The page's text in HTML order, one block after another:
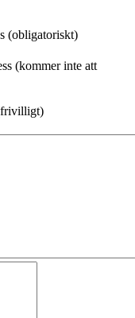
(obligatoriskt)
(kommer inte att